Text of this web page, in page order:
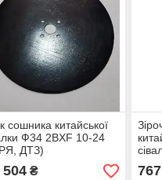
сошника китайської
Ф34 2BXF 10-24
ДТЗ)
504₴ 767